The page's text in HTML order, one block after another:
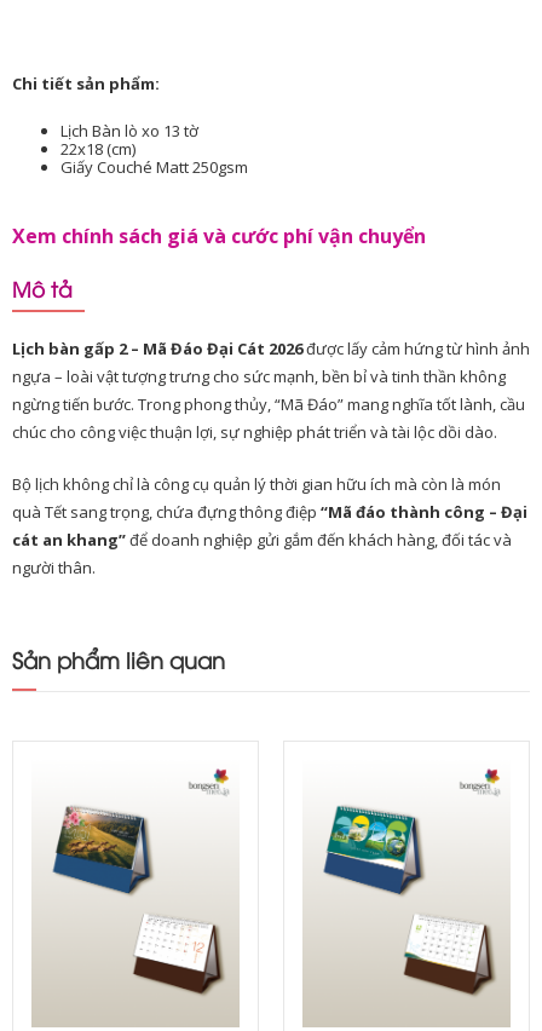
Chi tiết sản phẩm:
Lịch Bàn lò xo 13 tờ
22x18 (cm)
Giấy Couché Matt 250gsm
Xem chính sách giá và cước phí vận chuyển
Mô tả
Lịch bàn gấp 2 – Mã Đáo Đại Cát 2026được lấy cảm hứng từ hình ảnh
ngựa – loài vật tượng trưng cho sức mạnh, bền bỉ và tinh thần không
ngừng tiến bước. Trong phong thủy, “Mã Đáo” mang nghĩa tốt lành, cầu
chúc cho công việc thuận lợi, sự nghiệp phát triển và tài lộc dồi dào.
Bộ lịch không chỉ là công cụ quản lý thời gian hữu ích mà còn là món
quà Tết sang trọng, chứa đựng thông điệp “Mã đáo thành công – Đại
cát an khang”để doanh nghiệp gửi gắm đến khách hàng, đối tác và
người thân.
Sản phẩm liên quan